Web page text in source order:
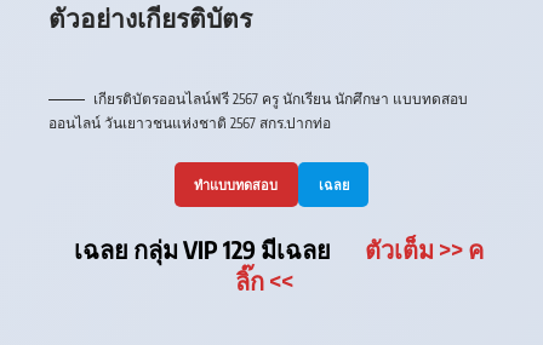
ตัวอย่างเกียรติบัตร
เกียรติบัตรออนไลน์ฟรี 2567 ครู นักเรียน นักศึกษา แบบทดสอบ
ออนไลน์ วันเยาวชนแห่งชาติ 2567 สกร.ปากท่อ
ทำแบบทดสอบ เฉลย
เฉลย กลุ่ม VIP 129 มีเฉลย ตัวเต็ม >> ค
ลิ๊ก <<